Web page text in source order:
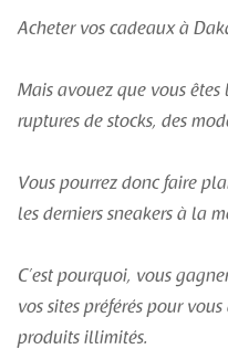
Acheter vos cadeaux à
Mais avouez que vous
ruptures de stocks, des
Vous pourrez donc faire
les derniers sneakers à la
C’est pourquoi, vous
vos sites préférés pour
produits illimités.